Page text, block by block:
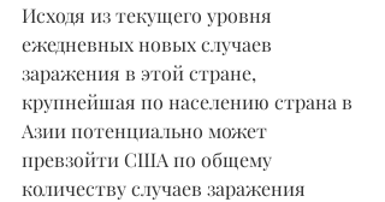
Исходя из текущего уровня
ежедневных новых случаев
заражения в этой стране,
крупнейшая по населению страна в
Азии потенциально может
превзойти США по общему
количеству случаев заражения